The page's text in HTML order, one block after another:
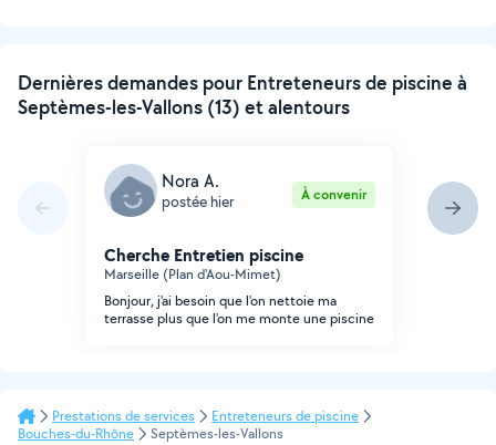
Dernières demandes pour Entreteneurs de piscine à
Septèmes-les-Vallons (13) et alentours
Nora A.
postée hier À convenir
Cherche Entretien piscine
Marseille (Plan d'Aou-Mimet)
Bonjour, j'ai besoin que l'on nettoie ma
terrasse plus que l'on me monte une piscine
Prestations de services
Entreteneurs de piscine
Bouches-du-Rhône
Septèmes-les-Vallons